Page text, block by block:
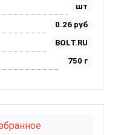
шт
0.26 руб
BOLT.RU
750 г